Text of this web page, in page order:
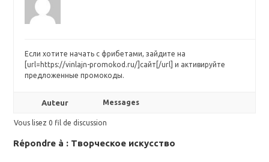
Если хотите начать с фрибетами, зайдите на
[url=https://vinlajn-promokod.ru/]сайт[/url] и активируйте
предложенные промокоды.
Auteur Messages
Vous lisez 0 fil de discussion
Répondre à : Творческое искусство